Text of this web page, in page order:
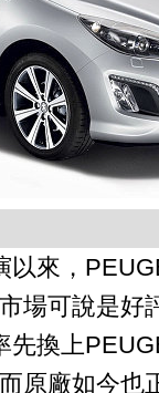
以來，
場可說是好
先換上
原廠如今也